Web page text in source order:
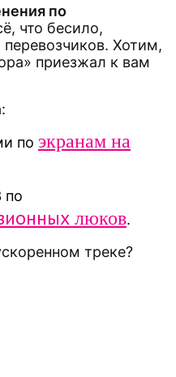
по
что бесило,
Хотим,
приезжал к вам
по экранам на
по
люков.
треке?